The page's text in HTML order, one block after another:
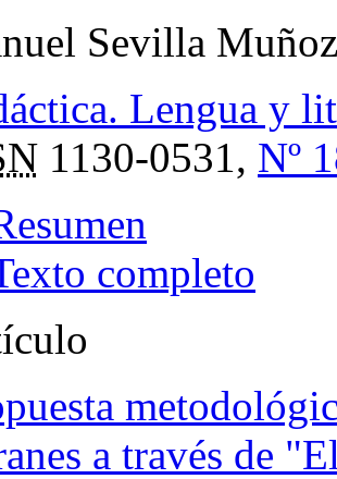
Sevilla Muñoz
Lengua y
1130-0531, Nº
completo
a través de